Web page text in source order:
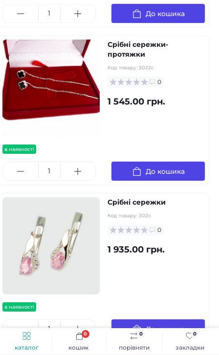
каталог порівняти
0
закладки
0
кошик
0
До кошика
в наявності
Срібні сережки-
протяжки
Код товару: 3022с
0
1 545.00 грн.
До кошика
в наявності
Срібні сережки
Код товару: 302с
0
1 935.00 грн.
До кошика